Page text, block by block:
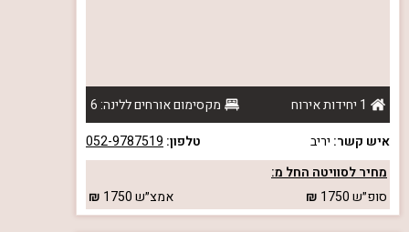
1 יחידות אירוח
מקסימום אורחים ללינה: 6
איש קשר: יריב טלפון: 052-9787519
מחיר לסוויטה החל מ:
סופ״ש1750 אמצ״ש1750